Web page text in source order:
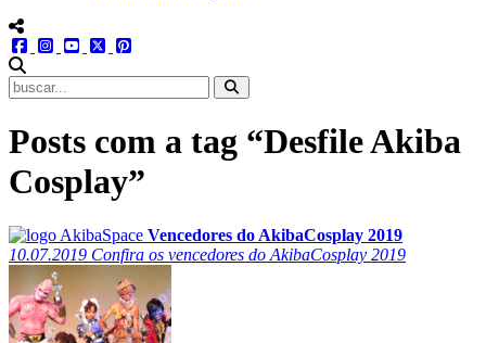
menu redes social
facebookinstagram
youtube
twitter
Posts com a tag “Desfile Akiba
Cosplay”
Vencedores do AkibaCosplay 2019
10.07.2019 Confira os vencedores do AkibaCosplay 2019